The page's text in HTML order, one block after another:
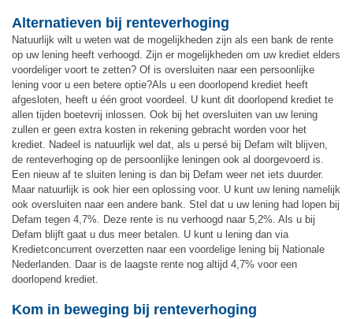
Alternatieven bij renteverhoging
Natuurlijk wilt u weten wat de mogelijkheden zijn als een bank de rente
op uw lening heeft verhoogd. Zijn er mogelijkheden om uw krediet elders
voordeliger voort te zetten? Of is oversluiten naar een persoonlijke
lening voor u een betere optie?Als u een doorlopend krediet heeft
afgesloten, heeft u één groot voordeel. U kunt dit doorlopend krediet te
allen tijden boetevrij inlossen. Ook bij het oversluiten van uw lening
zullen er geen extra kosten in rekening gebracht worden voor het
krediet. Nadeel is natuurlijk wel dat, als u persé bij Defam wilt blijven,
de renteverhoging op de persoonlijke leningen ook al doorgevoerd is.
Een nieuw af te sluiten lening is dan bij Defam weer net iets duurder.
Maar natuurlijk is ook hier een oplossing voor. U kunt uw lening namelijk
ook oversluiten naar een andere bank. Stel dat u uw lening had lopen bij
Defam tegen 4,7%. Deze rente is nu verhoogd naar 5,2%. Als u bij
Defam blijft gaat u dus meer betalen. U kunt u lening dan via
Kredietconcurrent overzetten naar een voordelige lening bij Nationale
Nederlanden. Daar is de laagste rente nog altijd 4,7% voor een
doorlopend krediet.
Kom in beweging bij renteverhoging